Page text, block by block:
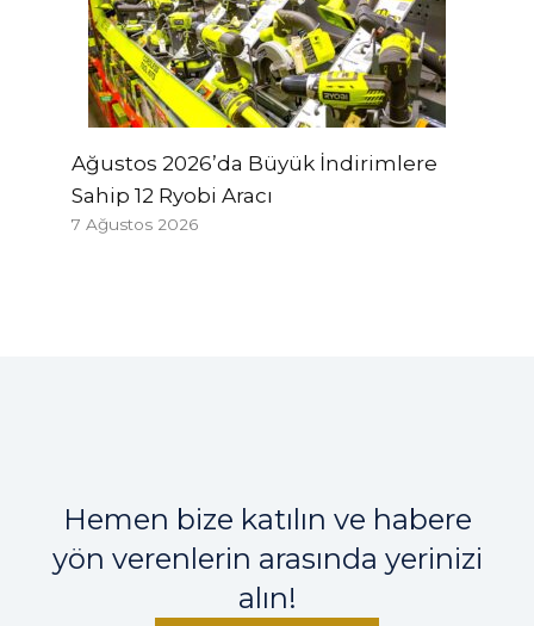
Ağustos 2026’da Büyük İndirimlere
Sahip 12 Ryobi Aracı
7 Ağustos 2026
Hemen bize katılın ve habere
yön verenlerin arasında yerinizi
alın!